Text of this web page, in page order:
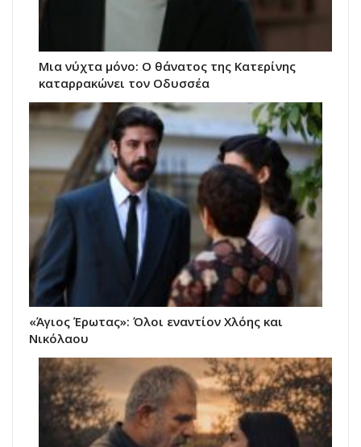
Μια νύχτα μόνο: Ο θάνατος της Κατερίνης
καταρρακώνει τον Οδυσσέα
«Άγιος Έρωτας»: Όλοι εναντίον Χλόης και
Νικόλαου